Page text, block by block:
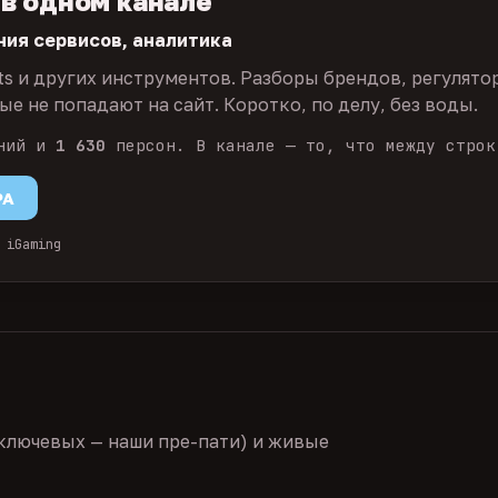
сервисов, аналитика
и других инструментов. Разборы брендов,
не попадают на сайт. Коротко, по делу, без воды.
и 1 630 персон. В канале — то, что между
— наши пре-пати) и живые